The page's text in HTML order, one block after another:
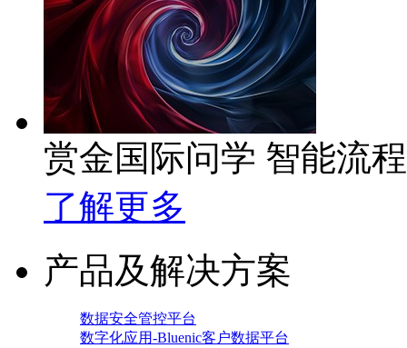
赏金国际问学 智能流
了解更多
产品及解决方案
数据安全管控平台
数字化应用-Bluenic客户数据平台